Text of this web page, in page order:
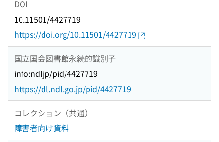
DOI
10.11501/4427719
https://doi.org/10.11501/4427719
国立国会図書館永続的識別子
info:ndljp/pid/4427719
https://dl.ndl.go.jp/pid/4427719
コレクション（共通）
障害者向け資料